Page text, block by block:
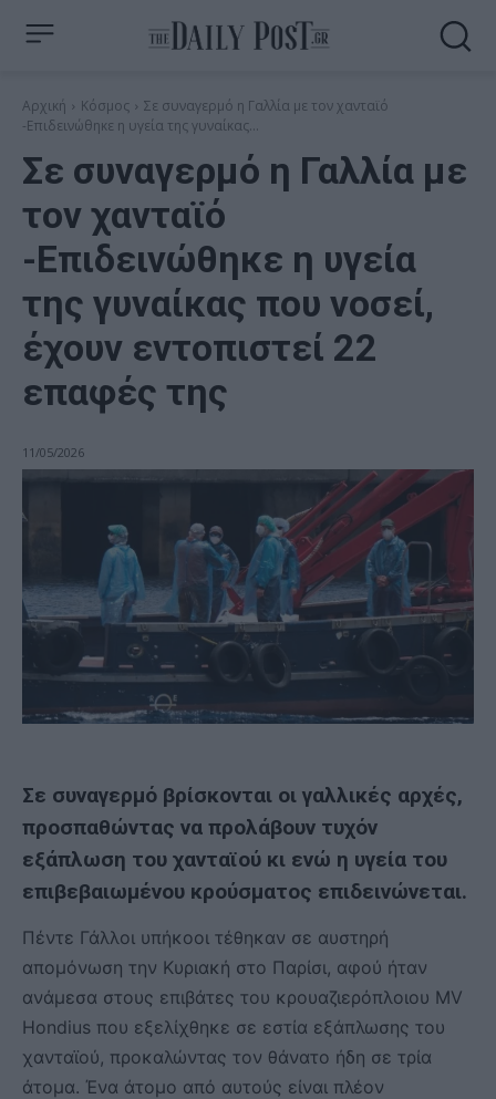
Αρχική Κόσμος
Σε συναγερμό η Γαλλία με τον χανταϊό
-Επιδεινώθηκε η υγεία της γυναίκας...
Σε συναγερμό η Γαλλία με
τον χανταϊό
-Επιδεινώθηκε η υγεία
της γυναίκας που νοσεί,
έχουν εντοπιστεί 22
επαφές της
11/05/2026
Σε συναγερμό βρίσκονται οι γαλλικές αρχές,
προσπαθώντας να προλάβουν τυχόν
εξάπλωση του χανταϊού κι ενώ η υγεία του
επιβεβαιωμένου κρούσματος επιδεινώνεται.
Πέντε Γάλλοι υπήκοοι τέθηκαν σε αυστηρή
απομόνωση την Κυριακή στο Παρίσι, αφού ήταν
ανάμεσα στους επιβάτες του κρουαζιερόπλοιου MV
Hondius που εξελίχθηκε σε εστία εξάπλωσης του
χανταϊού, προκαλώντας τον θάνατο ήδη σε τρία
άτομα. Ένα άτομο από αυτούς είναι πλέον